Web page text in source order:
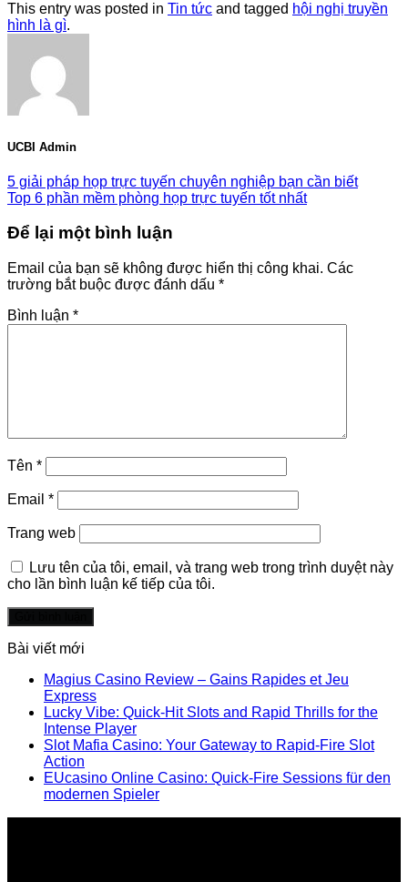
This entry was posted in Tin tức and tagged hội nghị truyền
hình là gì.
UCBI Admin
5 giải pháp họp trực tuyến chuyên nghiệp bạn cần biết
Top 6 phần mềm phòng họp trực tuyến tốt nhất
Để lại một bình luận
Email của bạn sẽ không được hiển thị công khai. Các
trường bắt buộc được đánh dấu *
Bình luận *
Tên *
Email *
Trang web
Lưu tên của tôi, email, và trang web trong trình duyệt này
cho lần bình luận kế tiếp của tôi.
Bài viết mới
Magius Casino Review – Gains Rapides et Jeu
Express
Lucky Vibe: Quick‑Hit Slots and Rapid Thrills for the
Intense Player
Slot Mafia Casino: Your Gateway to Rapid‑Fire Slot
Action
EUcasino Online Casino: Quick‑Fire Sessions für den
modernen Spieler